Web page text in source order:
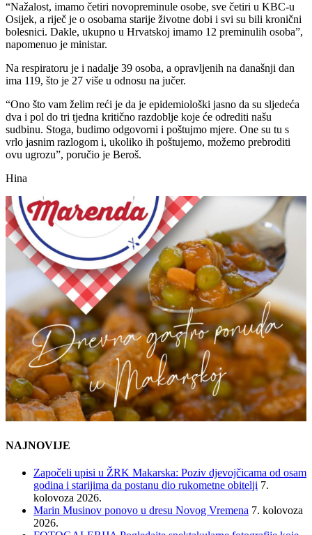
“Nažalost, imamo četiri novopreminule osobe, sve četiri u KBC-u
Osijek, a riječ je o osobama starije životne dobi i svi su bili kronični
bolesnici. Dakle, ukupno u Hrvatskoj imamo 12 preminulih osoba”,
napomenuo je ministar.
Na respiratoru je i nadalje 39 osoba, a opravljenih na današnji dan
ima 119, što je 27 više u odnosu na jučer.
“Ono što vam želim reći je da je epidemiološki jasno da su sljedeća
dva i pol do tri tjedna kritično razdoblje koje će odrediti našu
sudbinu. Stoga, budimo odgovorni i poštujmo mjere. One su tu s
vrlo jasnim razlogom i, ukoliko ih poštujemo, možemo prebroditi
ovu ugrozu”, poručio je Beroš.
Hina
NAJNOVIJE
Započeli upisi u ŽRK Makarska: Poziv djevojčicama od osam
godina i starijima da postanu dio rukometne obitelji 7.
kolovoza 2026.
Marin Musinov ponovo u dresu Novog Vremena 7. kolovoza
2026.